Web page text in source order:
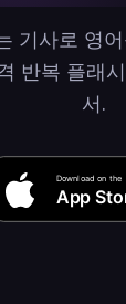
기사로 영
반복 플래
서.